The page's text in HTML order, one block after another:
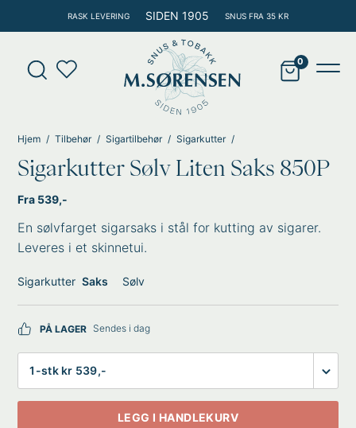
rett
innholdet
RASK LEVERING SIDEN 1905 SNUS FRA 35 KR
Products
search
Hjem Tilbehør Sigartilbehør Sigarkutter
Sigarkutter Sølv Liten Saks 850P
Fra 539,-
En sølvfarget sigarsaks i stål for kutting av sigarer.
Leveres i et skinnetui.
Sigarkutter Saks Sølv
PÅ LAGER Sendes i dag
LEGG I HANDLEKURV